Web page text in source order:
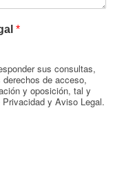
*
sus consultas,
de acceso,
y oposición, tal y
y Aviso Legal.